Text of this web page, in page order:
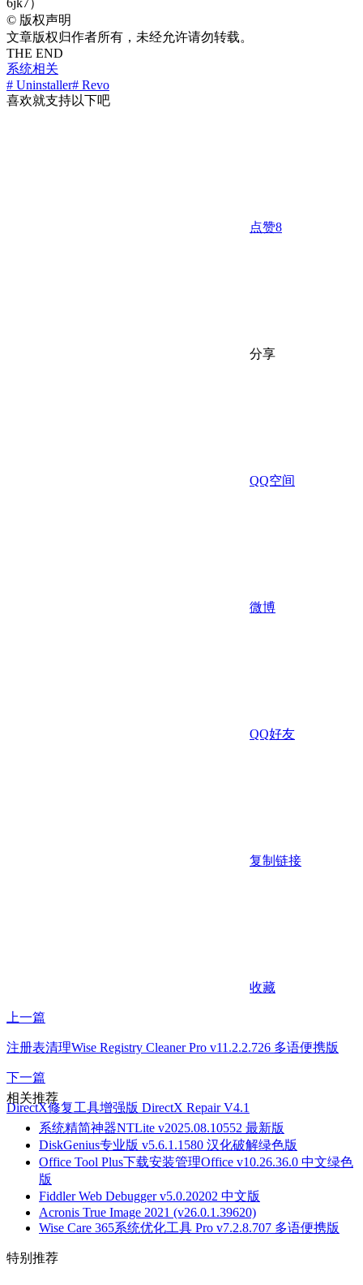
6jk7）
© 版权声明
文章版权归作者所有，未经允许请勿转载。
THE END
系统相关
# Uninstaller# Revo
喜欢就支持以下吧
点赞8
分享
QQ空间
微博
QQ好友
复制链接
收藏
上一篇
注册表清理Wise Registry Cleaner Pro v11.2.2.726 多语便携版
下一篇
DirectX修复工具增强版 DirectX Repair V4.1
相关推荐
系统精简神器NTLite v2025.08.10552 最新版
DiskGenius专业版 v5.6.1.1580 汉化破解绿色版
Office Tool Plus下载安装管理Office v10.26.36.0 中文绿色
版
Fiddler Web Debugger v5.0.20202 中文版
Acronis True Image 2021 (v26.0.1.39620)
Wise Care 365系统优化工具 Pro v7.2.8.707 多语便携版
特别推荐